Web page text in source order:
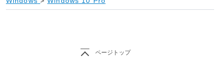
ページトップ